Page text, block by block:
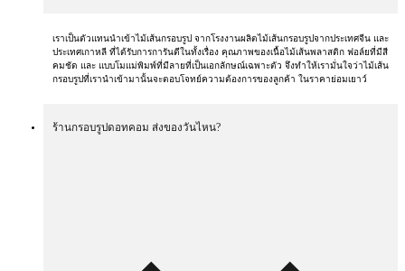
เราเป็นตัวแทนนำเข้าไม้เส้นกรอบรูป จากโรงงานผลิตไม้เส้นกรอบรูปจากประเทศจีน และ
ประเทศเกาหลี ที่ได้รับการการันตีในทั้งเรื่อง คุณภาพของเนื้อไม้เส้นพลาสติก ฟอล์ยที่มีสี
คมชัด และ แบบโมแม่พิมพ์ที่มีลายที่เป็นเอกลักษณ์เฉพาะตัว จึงทำให้เรามั่นใจว่าไม้เส้น
กรอบรูปที่เรานำเข้ามานั้นจะตอบโจทย์ความต้องการของลูกค้า ในราคาย่อมเยาว์
ร้านกรอบรูปดอทคอม ส่งของวันไหน?